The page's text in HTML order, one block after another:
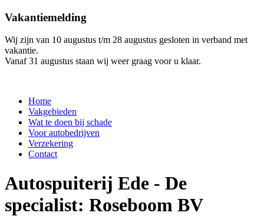
Vakantiemelding
Wij zijn van 10 augustus t/m 28 augustus gesloten in verband met
vakantie.
Vanaf 31 augustus staan wij weer graag voor u klaar.
Home
Vakgebieden
Wat te doen bij schade
Voor autobedrijven
Verzekering
Contact
Autospuiterij Ede - De
specialist: Roseboom BV